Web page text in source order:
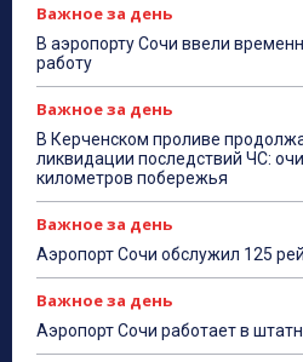
Важное за день
В аэропорту Сочи ввели
работу
Важное за день
В Керченском проливе
ликвидации последствий ЧС:
километров побережья
Важное за день
Аэропорт Сочи обслужил 125
Важное за день
Аэропорт Сочи работает в